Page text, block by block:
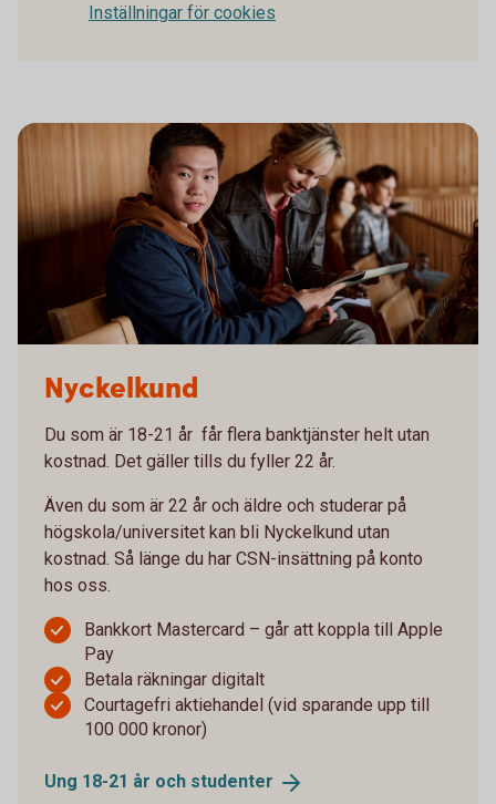
Inställningar för cookies
Nyckelkund
Du som är 18-21 år får flera banktjänster helt utan
kostnad. Det gäller tills du fyller 22 år.
Även du som är 22 år och äldre och studerar på
högskola/universitet kan bli Nyckelkund utan
kostnad. Så länge du har CSN-insättning på konto
hos oss.
Bankkort Mastercard – går att koppla till Apple
Pay
Betala räkningar digitalt
Courtagefri aktiehandel (vid sparande upp till
100 000 kronor)
Ung 18-21 år och studenter